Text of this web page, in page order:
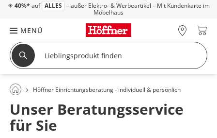
☀ 40%* auf ALLES – außer Elektro- & Werbeartikel – Mit Kundenkarte im
Möbelhaus
MENÜ
Höffner Einrichtungsberatung - individuell & persönlich
Unser Beratungsservice
für Sie